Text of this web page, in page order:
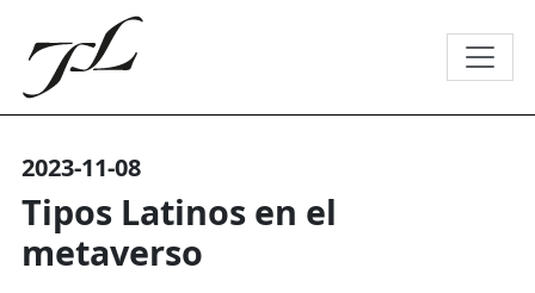
2023-11-08
Tipos Latinos en el
metaverso